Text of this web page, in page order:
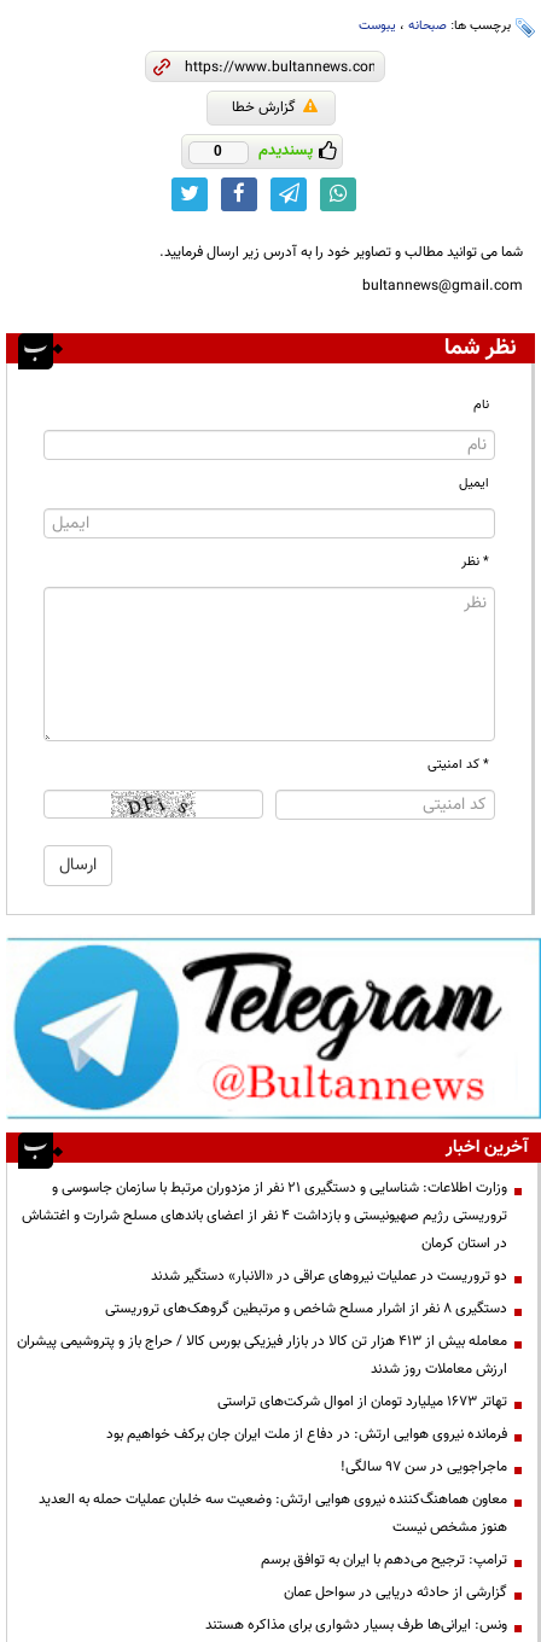
برچسب ها: صبحانه ، یبوست
گزارش خطا
پسندیدم 0
شما می توانید مطالب و تصاویر خود را به آدرس زیر ارسال فرمایید.
bultannews@gmail.com
نظر شما
نام
ایمیل
* نظر
* کد امنیتی
آخرین اخبار
وزارت اطلاعات: شناسایی و دستگیری ۲۱ نفر از مزدوران مرتبط با سازمان جاسوسی و
تروریستی رژیم صهیونیستی و بازداشت ۴ نفر از اعضای باندهای مسلح شرارت و اغتشاش
در استان کرمان
دو تروریست در عملیات نیروهای عراقی در «الانبار» دستگیر شدند
دستگیری ۸ نفر از اشرار مسلح شاخص و مرتبطین گروهک‌های تروریستی
معامله بیش از ۴۱۳ هزار تن کالا در بازار فیزیکی بورس کالا / حراج باز و پتروشیمی پیشران
ارزش معاملات روز شدند
تهاتر ۱۶۷۳ میلیارد تومان از اموال شرکت‌های تراستی
فرمانده نیروی هوایی ارتش: در دفاع از ملت ایران جان برکف خواهیم بود
ماجراجویی در سن ۹۷ سالگی!
معاون هماهنگ‌کننده نیروی هوایی ارتش: وضعیت سه خلبان عملیات حمله به العدید
هنوز مشخص نیست
ترامپ: ترجیح می‌دهم با ایران به توافق برسم
گزارشی از حادثه دریایی در سواحل عمان
ونس: ایرانی‌ها طرف بسیار دشواری برای مذاکره هستند